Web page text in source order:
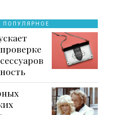
ПОПУЛЯРНОЕ